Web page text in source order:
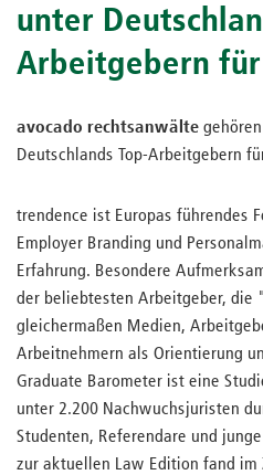
unter
Arbeitgebern
avocado rechtsanwälte
Deutschlands Top-Arbeitgebern
trendence ist Europas führendes
Employer Branding und
Erfahrung. Besondere
der beliebtesten Arbeitgeber, die
gleichermaßen Medien,
Arbeitnehmern als Orientierung
Graduate Barometer ist eine
unter 2.200 Nachwuchsjuristen
Studenten, Referendare und
zur aktuellen Law Edition fand im